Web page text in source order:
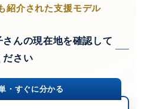
介された支援モデル
んの現在地を確認して
ださい
・すぐに分かる